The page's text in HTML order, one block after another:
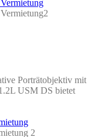
Porträtobjektiv mit
USM DS bietet